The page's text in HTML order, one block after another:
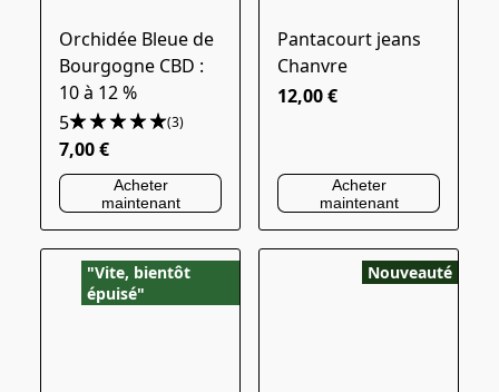
Orchidée Bleue de
Bourgogne CBD :
10 à 12 %
5
(3)
7,00 €
Acheter
maintenant
Pantacourt jeans
Chanvre
12,00 €
Acheter
maintenant
"Vite, bientôt
épuisé"
Nouveauté